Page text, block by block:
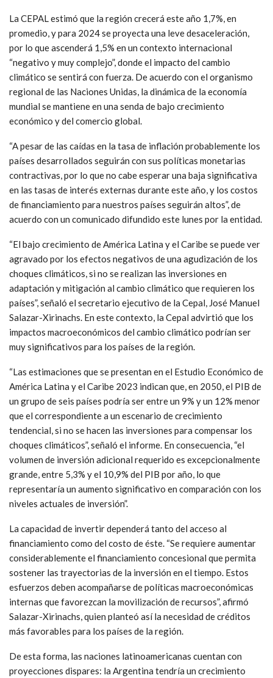
La CEPAL estimó que la región crecerá este año 1,7%, en
promedio, y para 2024 se proyecta una leve desaceleración,
por lo que ascenderá 1,5% en un contexto internacional
“negativo y muy complejo”, donde el impacto del cambio
climático se sentirá con fuerza. De acuerdo con el organismo
regional de las Naciones Unidas, la dinámica de la economía
mundial se mantiene en una senda de bajo crecimiento
económico y del comercio global.
“A pesar de las caídas en la tasa de inflación probablemente los
países desarrollados seguirán con sus políticas monetarias
contractivas, por lo que no cabe esperar una baja significativa
en las tasas de interés externas durante este año, y los costos
de financiamiento para nuestros países seguirán altos”, de
acuerdo con un comunicado difundido este lunes por la entidad.
“El bajo crecimiento de América Latina y el Caribe se puede ver
agravado por los efectos negativos de una agudización de los
choques climáticos, si no se realizan las inversiones en
adaptación y mitigación al cambio climático que requieren los
países”, señaló el secretario ejecutivo de la Cepal, José Manuel
Salazar-Xirinachs. En este contexto, la Cepal advirtió que los
impactos macroeconómicos del cambio climático podrían ser
muy significativos para los países de la región.
“Las estimaciones que se presentan en el Estudio Económico de
América Latina y el Caribe 2023 indican que, en 2050, el PIB de
un grupo de seis países podría ser entre un 9% y un 12% menor
que el correspondiente a un escenario de crecimiento
tendencial, si no se hacen las inversiones para compensar los
choques climáticos”, señaló el informe. En consecuencia, “el
volumen de inversión adicional requerido es excepcionalmente
grande, entre 5,3% y el 10,9% del PIB por año, lo que
representaría un aumento significativo en comparación con los
niveles actuales de inversión”.
La capacidad de invertir dependerá tanto del acceso al
financiamiento como del costo de éste. “Se requiere aumentar
considerablemente el financiamiento concesional que permita
sostener las trayectorias de la inversión en el tiempo. Estos
esfuerzos deben acompañarse de políticas macroeconómicas
internas que favorezcan la movilización de recursos”, afirmó
Salazar-Xirinachs, quien planteó así la necesidad de créditos
más favorables para los países de la región.
De esta forma, las naciones latinoamericanas cuentan con
proyecciones dispares: la Argentina tendría un crecimiento